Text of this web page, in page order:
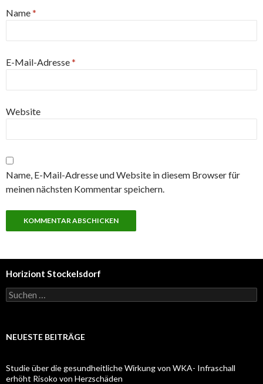
Name*
E-Mail-Adresse*
Website
Name, E-Mail-Adresse und Website in diesem Browser für
meinen nächsten Kommentar speichern.
Horiziont Stockelsdorf
Suchen
nach:
NEUESTE BEITRÄGE
Studie über die gesundheitliche Wirkung von WKA- Infraschall
erhöht Risoko von Herzschäden